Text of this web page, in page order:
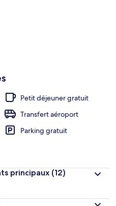
petits plus offerts.
Petit déjeuner gratuit
Transfert aéroport
Parking gratuit
principaux (12)